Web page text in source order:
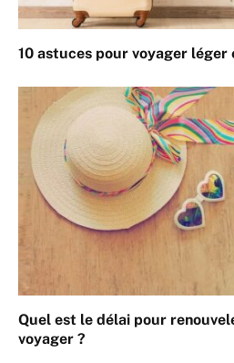
10 astuces pour voyager
Quel est le délai pour
voyager ?